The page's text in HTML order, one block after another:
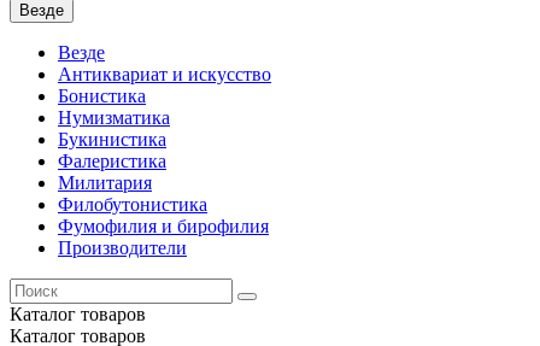
Везде
Везде
Антиквариат и искусство
Бонистика
Нумизматика
Букинистика
Фалеристика
Милитария
Филобутонистика
Фумофилия и бирофилия
Производители
Каталог товаров
Каталог товаров